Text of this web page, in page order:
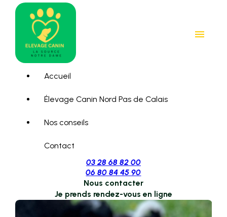
menu
Accueil
Élevage Canin Nord Pas de Calais
Nos conseils
Contact
03 28 68 82 00
06 80 84 45 90
Nous contacter
Je prends rendez-vous en ligne
Panneau de gestion des cookies